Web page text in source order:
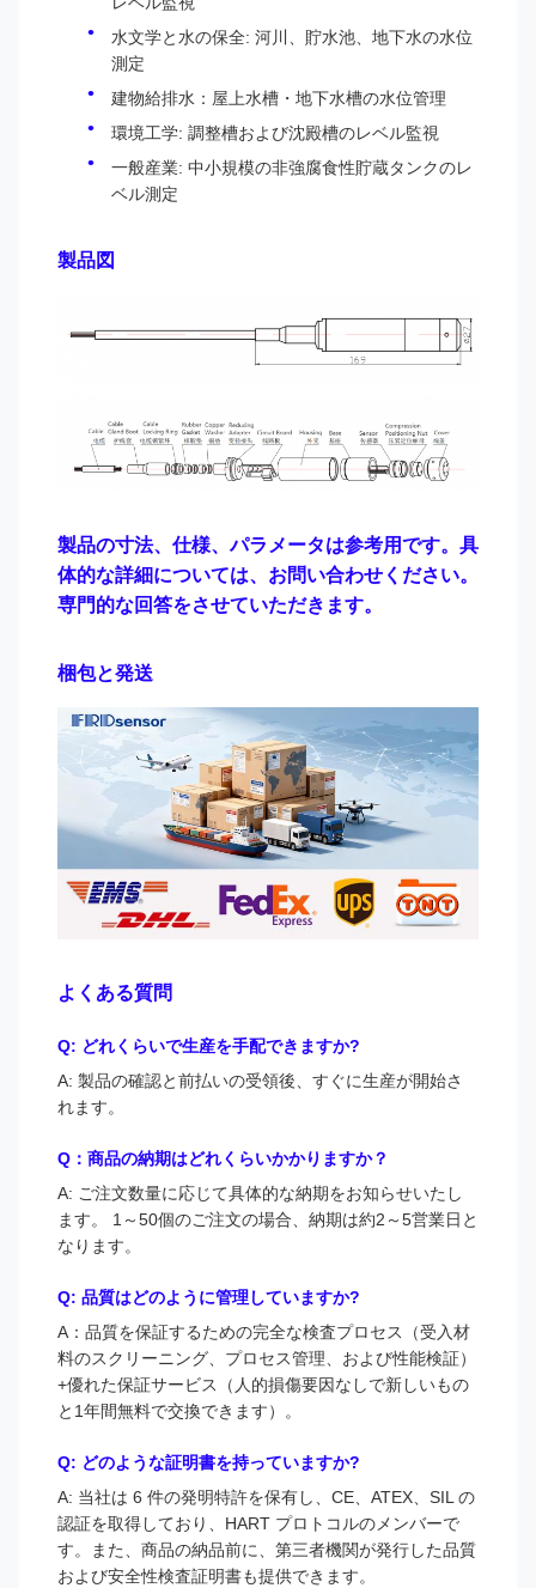
水文学と水の保全: 河川、貯水池、地下水の水位
測定
建物給排水：屋上水槽・地下水槽の水位管理
環境工学: 調整槽および沈殿槽のレベル監視
一般産業: 中小規模の非強腐食性貯蔵タンクのレ
ベル測定
製品図
製品の寸法、仕様、パラメータは参考用です。具
体的な詳細については、お問い合わせください。
専門的な回答をさせていただきます。
梱包と発送
よくある質問
Q: どれくらいで生産を手配できますか?
A: 製品の確認と前払いの受領後、すぐに生産が開始さ
れます。
Q：商品の納期はどれくらいかかりますか？
A: ご注文数量に応じて具体的な納期をお知らせいたし
ます。 1～50個のご注文の場合、納期は約2～5営業日と
なります。
Q: 品質はどのように管理していますか?
A：品質を保証するための完全な検査プロセス（受入材
料のスクリーニング、プロセス管理、および性能検証）
+優れた保証サービス（人的損傷要因なしで新しいもの
と1年間無料で交換できます）。
Q: どのような証明書を持っていますか?
A: 当社は 6 件の発明特許を保有し、CE、ATEX、SIL の
認証を取得しており、HART プロトコルのメンバーで
す。また、商品の納品前に、第三者機関が発行した品質
および安全性検査証明書も提供できます。